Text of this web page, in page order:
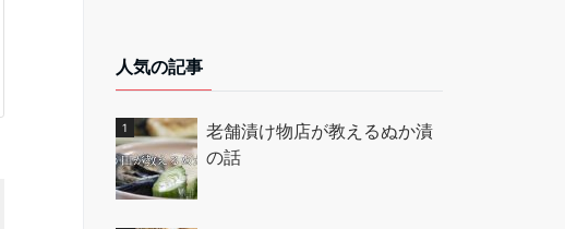
人気の記事
老舗漬け物店が教えるぬか漬
の話